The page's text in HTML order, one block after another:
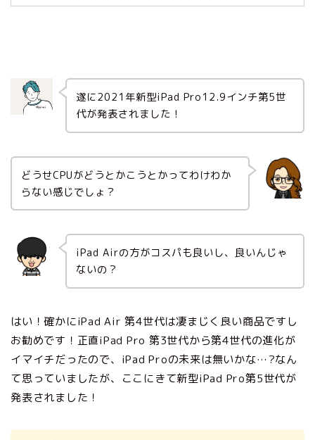
遂に2021年新型iPad Pro12.9インチ第5世
代が発表されました！
どうせCPUがどうとかこうとかってわけわか
らない感じでしょ？
iPad Airの方がコスパも良いし、良いんじゃ
ないの？
はい！確かにiPad Air 第4世代は凄まじく良い商品ですし
お勧めです！正直iPad Pro 第3世代から第4世代の進化が
イマイチだったので、iPad Proの未来は無いかな…?なん
て思っていましたが、ここにきて新型iPad Pro第5世代が
発表されました！